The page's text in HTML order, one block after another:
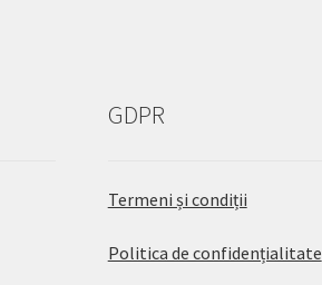
GDPR
Termeni și condiții
Politica de confidențialitate